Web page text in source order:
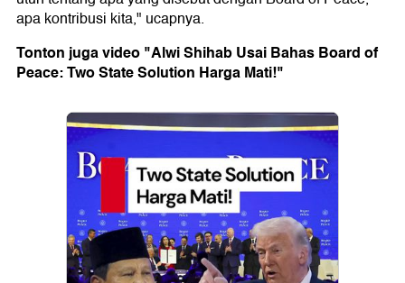
apa kontribusi kita," ucapnya.
Tonton juga video "Alwi Shihab Usai Bahas Board of
Peace: Two State Solution Harga Mati!"